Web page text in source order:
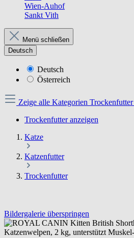
Wien-Auhof
Sankt Vith
Menü schließen
Deutsch
Deutsch
Österreich
Zeige alle Kategorien Trockenfutter
Trockenfutter anzeigen
Katze
Katzenfutter
Trockenfutter
Bildergalerie überspringen